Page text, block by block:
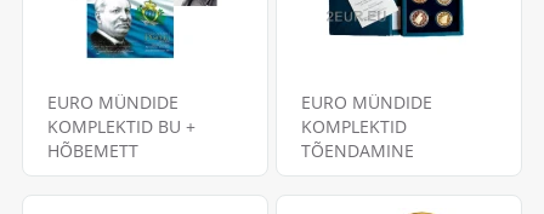
EURO MÜNDIDE
KOMPLEKTID BU +
HÕBEMETT
EURO MÜNDIDE
KOMPLEKTID
TÕENDAMINE